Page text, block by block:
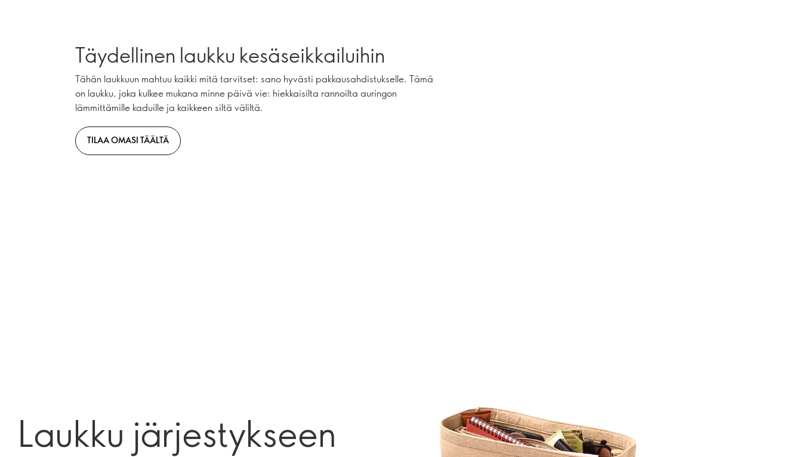
Täydellinen laukku kesäseikkailuihin
Tähän laukkuun mahtuu kaikki mitä tarvitset: sano hyvästi pakkausahdistukselle. Tämä
on laukku, joka kulkee mukana minne päivä vie: hiekkaisilta rannoilta auringon
lämmittämille kaduille ja kaikkeen siltä väliltä.
TILAA OMASI TÄÄLTÄ
Laukku järjestykseen